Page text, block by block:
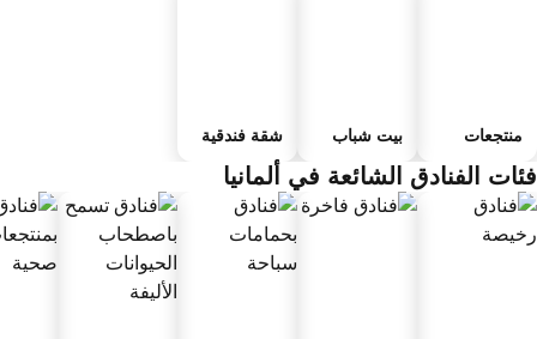
منتجعات بيت شباب شقة فندقية
الفنادق الشائعة في ألمانيا